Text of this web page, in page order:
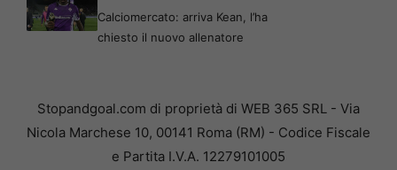
Calciomercato: arriva Kean, l’ha
chiesto il nuovo allenatore
Stopandgoal.com di proprietà di WEB 365 SRL - Via
Nicola Marchese 10, 00141 Roma (RM) - Codice Fiscale
e Partita I.V.A. 12279101005